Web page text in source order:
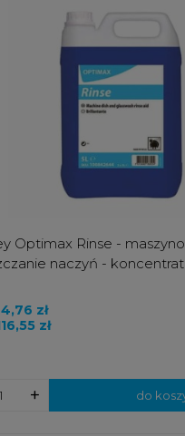
Optimax Rinse -
naczyń - koncentrat
zł
zł
+ do